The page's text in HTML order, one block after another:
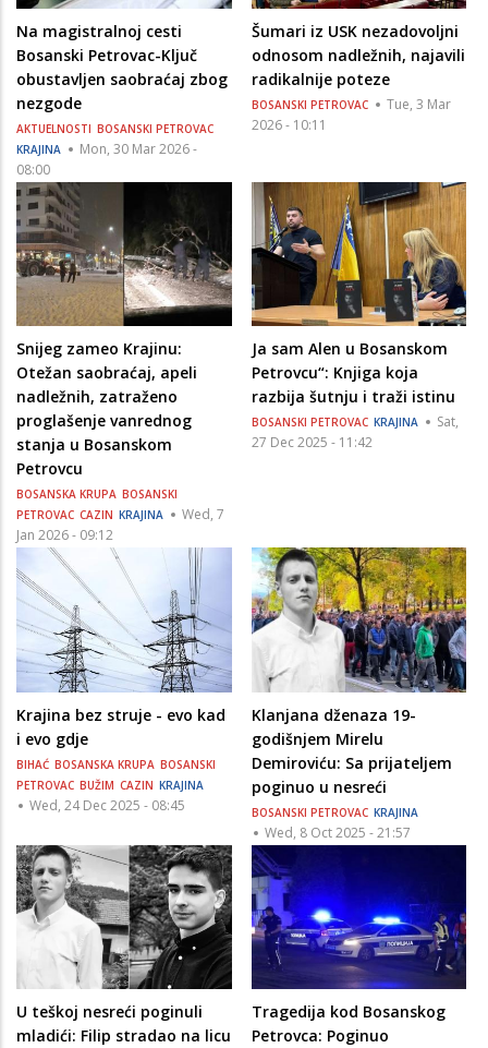
Na magistralnoj cesti
Bosanski Petrovac-Ključ
obustavljen saobraćaj zbog
nezgode
AKTUELNOSTI BOSANSKI PETROVAC
KRAJINA
Mon, 30 Mar 2026 -
08:00
Šumari iz USK nezadovoljni
odnosom nadležnih, najavili
radikalnije poteze
BOSANSKI PETROVAC
Tue, 3 Mar
2026 - 10:11
Snijeg zameo Krajinu:
Otežan saobraćaj, apeli
nadležnih, zatraženo
proglašenje vanrednog
stanja u Bosanskom
Petrovcu
BOSANSKA KRUPA BOSANSKI
PETROVAC CAZIN KRAJINA
Wed, 7
Jan 2026 - 09:12
Ja sam Alen u Bosanskom
Petrovcu“: Knjiga koja
razbija šutnju i traži istinu
BOSANSKI PETROVAC KRAJINA
Sat,
27 Dec 2025 - 11:42
Krajina bez struje - evo kad
i evo gdje
BIHAĆ BOSANSKA KRUPA BOSANSKI
PETROVAC BUŽIM CAZIN KRAJINA
Wed, 24 Dec 2025 - 08:45
Klanjana dženaza 19-
godišnjem Mirelu
Demiroviću: Sa prijateljem
poginuo u nesreći
BOSANSKI PETROVAC KRAJINA
Wed, 8 Oct 2025 - 21:57
U teškoj nesreći poginuli
mladići: Filip stradao na licu
Tragedija kod Bosanskog
Petrovca: Poginuo